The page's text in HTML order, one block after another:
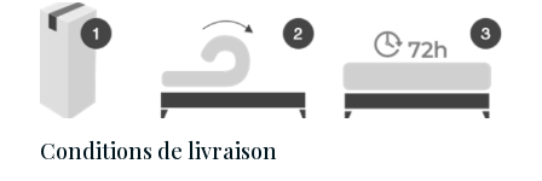
Conditions de livraison